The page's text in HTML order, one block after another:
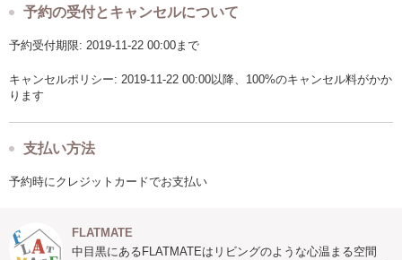
予約の受付とキャンセルについて
予約受付期限: 2019-11-22 00:00まで
キャンセルポリシー: 2019-11-22 00:00以降、100%のキャンセル料がかか
ります
支払い方法
予約時にクレジットカードでお支払い
FLATMATE
中目黒にあるFLATMATEはリビングのような心温まる空間